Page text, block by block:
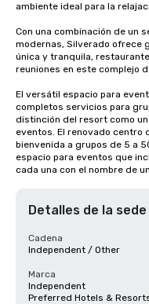
ambiente ideal para la
Con una combinación de un
modernas, Silverado ofrece
única y tranquila,
reuniones en este complejo
El versátil espacio para
completos servicios para
distinción del resort como
eventos. El renovado centro
bienvenida a grupos de 5 a
espacio para eventos que
cada una con el nombre de
Detalles de la sede
Cadena
Independent / Other
Marca
Independent
Preferred Hotels &